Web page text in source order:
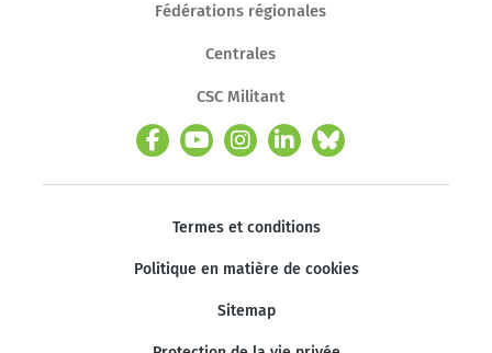
Fédérations régionales
Centrales
CSC Militant
Termes et conditions
Politique en matière de cookies
Sitemap